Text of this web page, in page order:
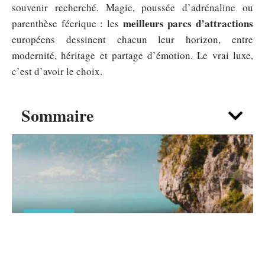
Sommaire
souvenir recherché. Magie, poussée d’adrénaline ou
parenthèse féerique : les meilleurs parcs d’attractions
européens dessinent chacun leur horizon, entre
modernité, héritage et partage d’émotion. Le vrai luxe,
c’est d’avoir le choix.